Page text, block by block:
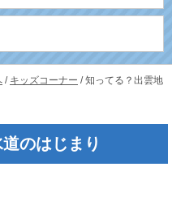
/ キッズコーナー /知ってる？出雲地
のはじまり